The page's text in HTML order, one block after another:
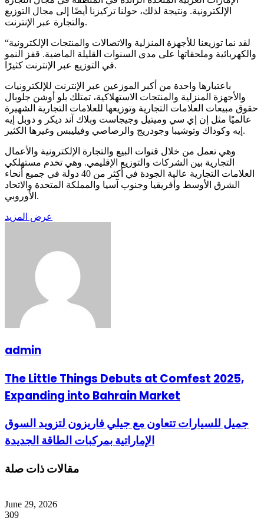
الإلكترونية. ونتيجة لذلك، حولنا تركيزنا أيضًا إلى مجال التوزيع
والتجارة عبر الإنترنت.
“لقد نما توزيعنا للأجهزة المنزلية والاتصالات والمنتجات الإلكترونية
والكهربائية وملحقاتها على مدى السنوات القليلة الماضية. قفز النمو
في التوزيع عبر الإنترنت كثيرًا.
باعتبارها واحدة من أكبر الموزعين عبر الإنترنت للإلكترونيات
والأجهزة المنزلية والمنتجات الاستهلاكية، تمتلك بلو أوشن جلوبال
حقوق مبيعات العلامات التجارية وتوزيعها للعلامات التجارية الشهيرة
عالميًا مثل إن إي سي وميتيل وجيجاست وبلاك آند ديكر و دوبل إيه
إيه وكوداك وتوشيبا وجودريج والرصاصي وفيليبس وغيرها الكثير.
وهي تعمل من خلال قنوات البيع والتجارة الإلكترونية والأعمال
التجارية بين الشركات والتوزيع الإقليمي. وهي تخدم مستهلكي
العلامات التجارية عالية الجودة في أكثر من 40 دولة في جميع أنحاء
الشرق الأوسط وأفريقيا وجنوب آسيا والمملكة المتحدة والاتحاد
الأوروبي.
عرض المزيد
admin
The Little Things Debuts at Comfest 2025,
Expanding into Bahrain Market
جميل للسيارات تتعاون مع جيلي فاريزون لتزويد السوق
الإماراتية بمركبات الطاقة الجديدة
مقالات ذات صلة
June 29, 2026
309